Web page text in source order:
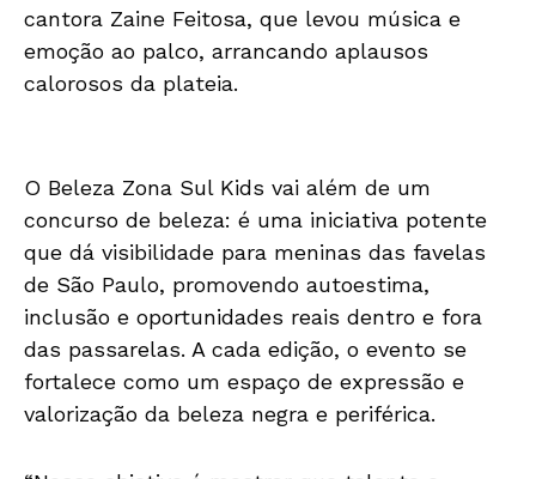
cantora Zaine Feitosa, que levou música e
emoção ao palco, arrancando aplausos
calorosos da plateia.
O Beleza Zona Sul Kids vai além de um
concurso de beleza: é uma iniciativa potente
que dá visibilidade para meninas das favelas
de São Paulo, promovendo autoestima,
inclusão e oportunidades reais dentro e fora
das passarelas. A cada edição, o evento se
fortalece como um espaço de expressão e
valorização da beleza negra e periférica.